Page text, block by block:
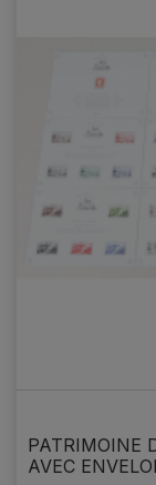
PATRIMOINE
AVEC